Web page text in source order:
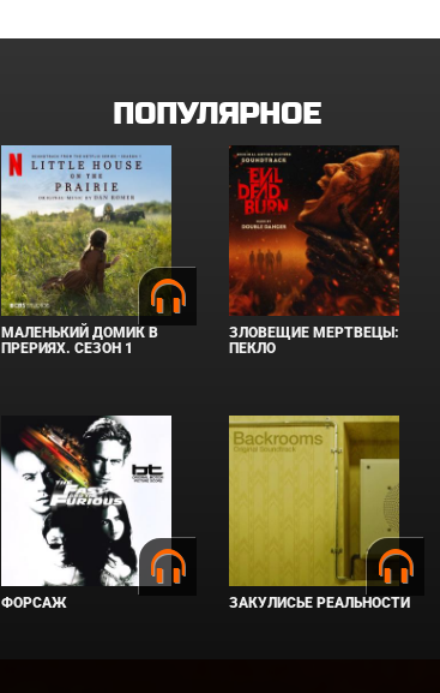
ПОПУЛЯРНОЕ
МАЛЕНЬКИЙ ДОМИК В
ПРЕРИЯХ. СЕЗОН 1
ЗЛОВЕЩИЕ МЕРТВЕЦЫ:
ПЕКЛО
ФОРСАЖ ЗАКУЛИСЬЕ РЕАЛЬНОСТИ